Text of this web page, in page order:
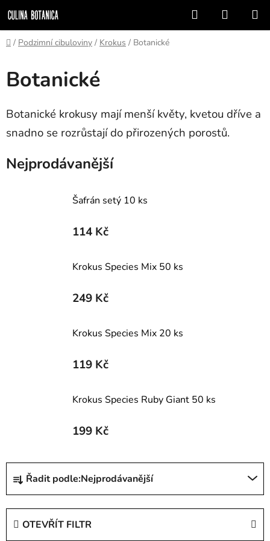
na
obsah
Hledat
KOŠÍK
Domů
/ Podzimní cibuloviny / Krokus / Botanické
Botanické
Botanické krokusy mají menší květy, kvetou dříve a
snadno se rozrůstají do přirozených porostů.
Nejprodávanější
Šafrán setý 10 ks
114 Kč
Krokus Species Mix 50 ks
249 Kč
Krokus Species Mix 20 ks
119 Kč
Krokus Species Ruby Giant 50 ks
199 Kč
Ř
z
Řadit podle:Nejprodávanější
OTEVŘÍT FILTR